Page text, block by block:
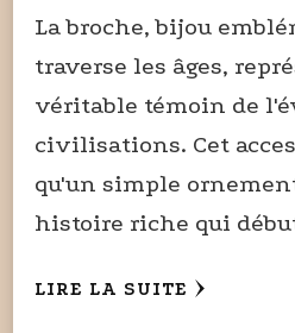
La broche, bijou
traverse les âges,
véritable témoin de
civilisations. Cet
qu'un simple
histoire riche qui
LIRE LA SUITE